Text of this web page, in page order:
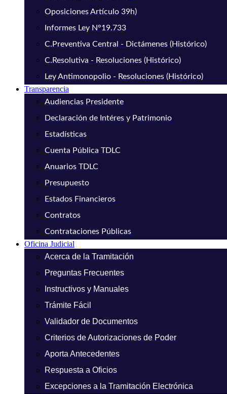
Oposiciones Artículo 39h)
Informes Ley N°19.733
C.Preventiva Central - Dictámenes (Histórico)
C.Resolutiva - Resoluciones (Histórico)
Ley Antimonopolio - Resoluciones (Histórico)
Transparencia
Audiencias Presidente
Declaración de Intéres y Patrimonio
Estadísticas
Cuenta Pública TDLC
Anuarios TDLC
Presupuesto
Estados Financieros
Contratos
Contrataciones Públicas
Oficina Judicial
Acerca de la Tramitación
Preguntas Frecuentes
Instructivos y Manuales
Trámite Fácil
Validador de Documentos
Criterios de Autorizaciones de Poder
Aporta Antecedentes
Respuesta a Oficios
Excepciones a la Tramitación Electrónica